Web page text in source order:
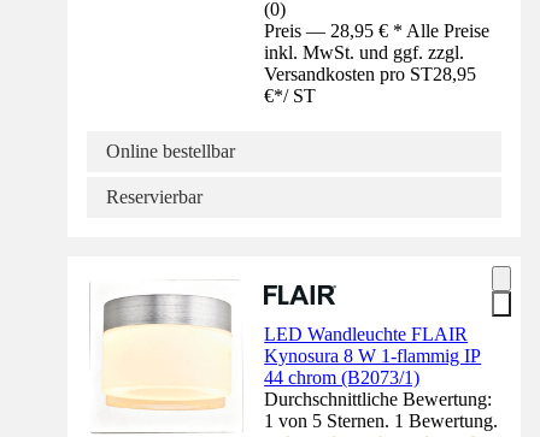
(0)
Preis — 28,95 € * Alle Preise
inkl. MwSt. und ggf. zzgl.
Versandkosten pro ST28,95
€*/ ST
Online bestellbar
Reservierbar
LED Wandleuchte FLAIR
Kynosura 8 W 1-flammig IP
44 chrom (B2073/1)
Durchschnittliche Bewertung:
1 von 5 Sternen. 1 Bewertung.